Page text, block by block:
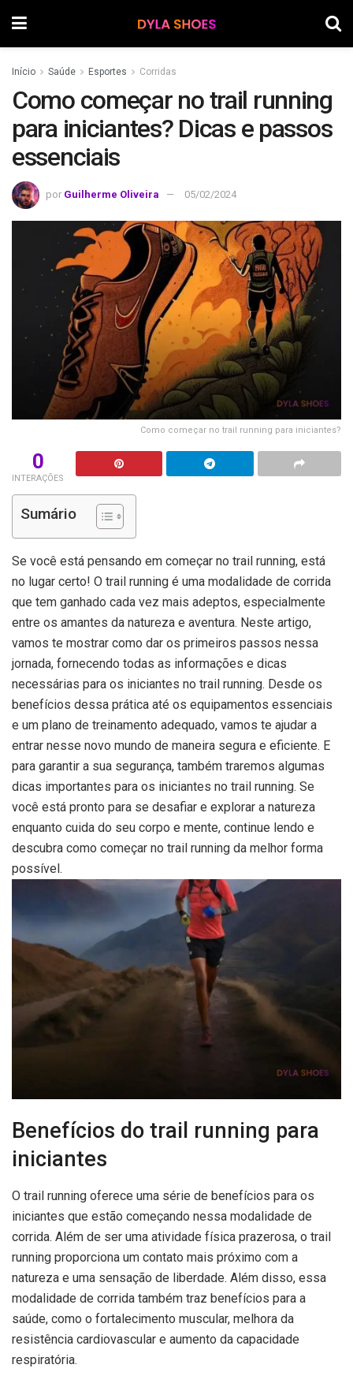
Início Saúde Esportes Corridas
Como começar no trail running
para iniciantes? Dicas e passos
essenciais
por Guilherme Oliveira 05/02/2024
Como começar no trail running para iniciantes?
0
INTERAÇÕES
Sumário
Se você está pensando em começar no trail running, está
no lugar certo! O trail running é uma modalidade de corrida
que tem ganhado cada vez mais adeptos, especialmente
entre os amantes da natureza e aventura. Neste artigo,
vamos te mostrar como dar os primeiros passos nessa
jornada, fornecendo todas as informações e dicas
necessárias para os iniciantes no trail running. Desde os
benefícios dessa prática até os equipamentos essenciais
e um plano de treinamento adequado, vamos te ajudar a
entrar nesse novo mundo de maneira segura e eficiente. E
para garantir a sua segurança, também traremos algumas
dicas importantes para os iniciantes no trail running. Se
você está pronto para se desafiar e explorar a natureza
enquanto cuida do seu corpo e mente, continue lendo e
descubra como começar no trail running da melhor forma
possível.
Benefícios do trail running para
iniciantes
O trail running oferece uma série de benefícios para os
iniciantes que estão começando nessa modalidade de
corrida. Além de ser uma atividade física prazerosa, o trail
running proporciona um contato mais próximo com a
natureza e uma sensação de liberdade. Além disso, essa
modalidade de corrida também traz benefícios para a
saúde, como o fortalecimento muscular, melhora da
resistência cardiovascular e aumento da capacidade
respiratória.